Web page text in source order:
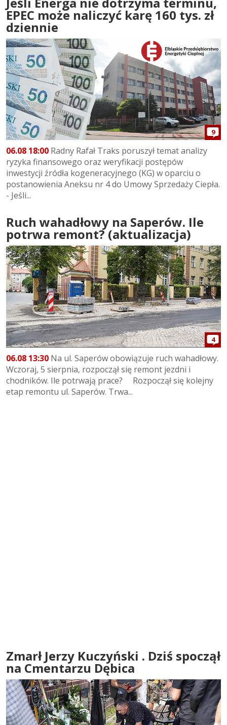
EPEC może naliczyć karę 160 tys. zł
dziennie
9
06.08 18:00 Radny Rafał Traks poruszył temat analizy
ryzyka finansowego oraz weryfikacji postępów
inwestycji źródła kogeneracyjnego (KG) w oparciu o
postanowienia Aneksu nr 4 do Umowy Sprzedaży Ciepła.
- Jeśli...
Ruch wahadłowy na Saperów. Ile
potrwa remont? (aktualizacja)
4
06.08 13:30 Na ul. Saperów obowiązuje ruch wahadłowy.
Wczoraj, 5 sierpnia, rozpoczął się remont jezdni i
chodników. Ile potrwają prace? Rozpoczął się kolejny
etap remontu ul. Saperów. Trwa...
Zmarł Jerzy Kuczyński . Dziś spoczął
na Cmentarzu Dębica